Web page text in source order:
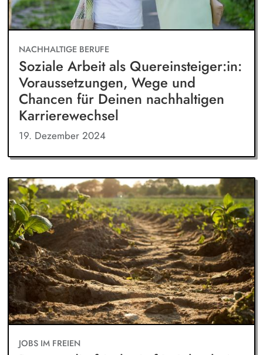
NACHHALTIGE BERUFE
Soziale Arbeit als Quereinsteiger:in:
Voraussetzungen, Wege und
Chancen für Deinen nachhaltigen
Karrierewechsel
19. Dezember 2024
JOBS IM FREIEN